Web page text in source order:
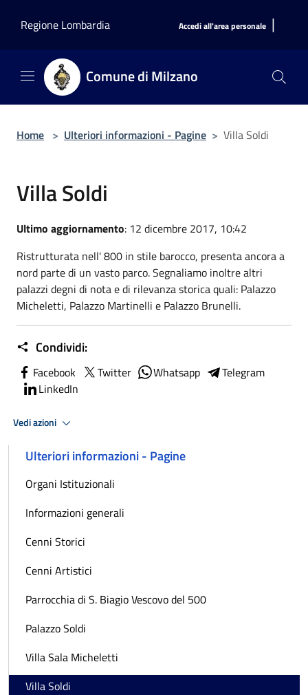
Regione Lombardia
Accedi all'area personale |
Comune di Milzano
Home > Ulteriori informazioni - Pagine > Villa Soldi
Villa Soldi
Ultimo aggiornamento: 12 dicembre 2017, 10:42
Ristrutturata nell' 800 in stile barocco, presenta ancora a
nord parte di un vasto parco. Segnaliamo inoltre altri
palazzi degni di nota e di rilevanza storica quali: Palazzo
Micheletti, Palazzo Martinelli e Palazzo Brunelli.
Condividi:
Facebook Twitter Whatsapp
Telegram
LinkedIn
Vedi azioni
Ulteriori informazioni - Pagine
Organi Istituzionali
Informazioni generali
Cenni Storici
Cenni Artistici
Parrocchia di S. Biagio Vescovo del 500
Palazzo Soldi
Villa Sala Micheletti
Villa Soldi